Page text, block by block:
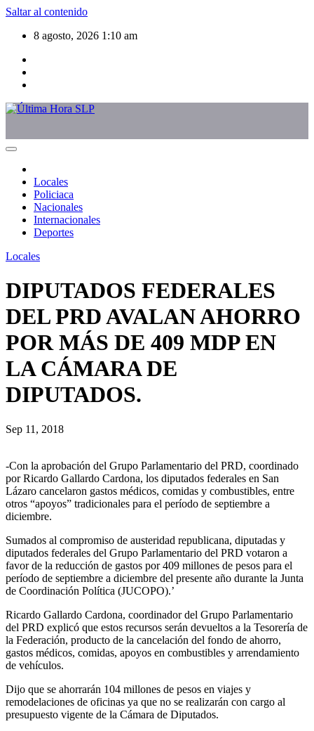
Saltar al contenido
8 agosto, 2026 1:10 am
Locales
Policiaca
Nacionales
Internacionales
Deportes
Locales
DIPUTADOS FEDERALES
DEL PRD AVALAN AHORRO
POR MÁS DE 409 MDP EN
LA CÁMARA DE
DIPUTADOS.
Sep 11, 2018
-Con la aprobación del Grupo Parlamentario del PRD, coordinado
por Ricardo Gallardo Cardona, los diputados federales en San
Lázaro cancelaron gastos médicos, comidas y combustibles, entre
otros “apoyos” tradicionales para el período de septiembre a
diciembre.
Sumados al compromiso de austeridad republicana, diputadas y
diputados federales del Grupo Parlamentario del PRD votaron a
favor de la reducción de gastos por 409 millones de pesos para el
período de septiembre a diciembre del presente año durante la Junta
de Coordinación Política (JUCOPO).’
Ricardo Gallardo Cardona, coordinador del Grupo Parlamentario
del PRD explicó que estos recursos serán devueltos a la Tesorería de
la Federación, producto de la cancelación del fondo de ahorro,
gastos médicos, comidas, apoyos en combustibles y arrendamiento
de vehículos.
Dijo que se ahorrarán 104 millones de pesos en viajes y
remodelaciones de oficinas ya que no se realizarán con cargo al
presupuesto vigente de la Cámara de Diputados.